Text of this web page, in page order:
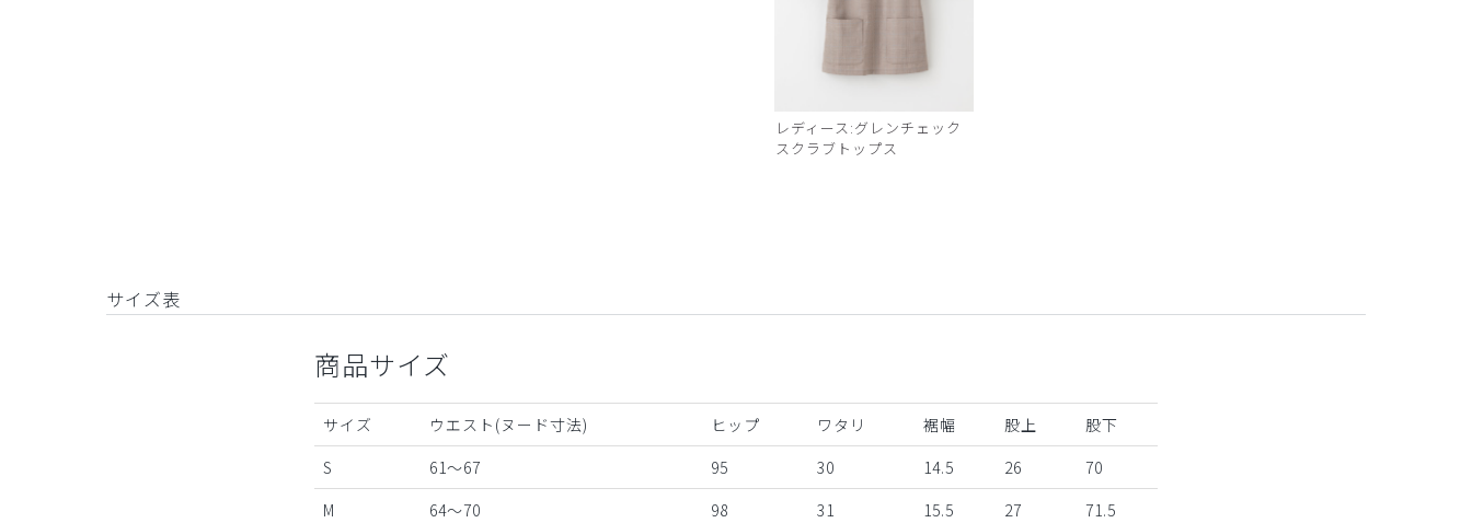
レディース:グレンチェック
スクラブトップス
サイズ表
商品サイズ
サイズ ウエスト(ヌード寸法) ヒップ ワタリ 裾幅 股上
股下
S
61～67 95 30 14.5 26
70
M
64～70 98 31 15.5 27
71.5